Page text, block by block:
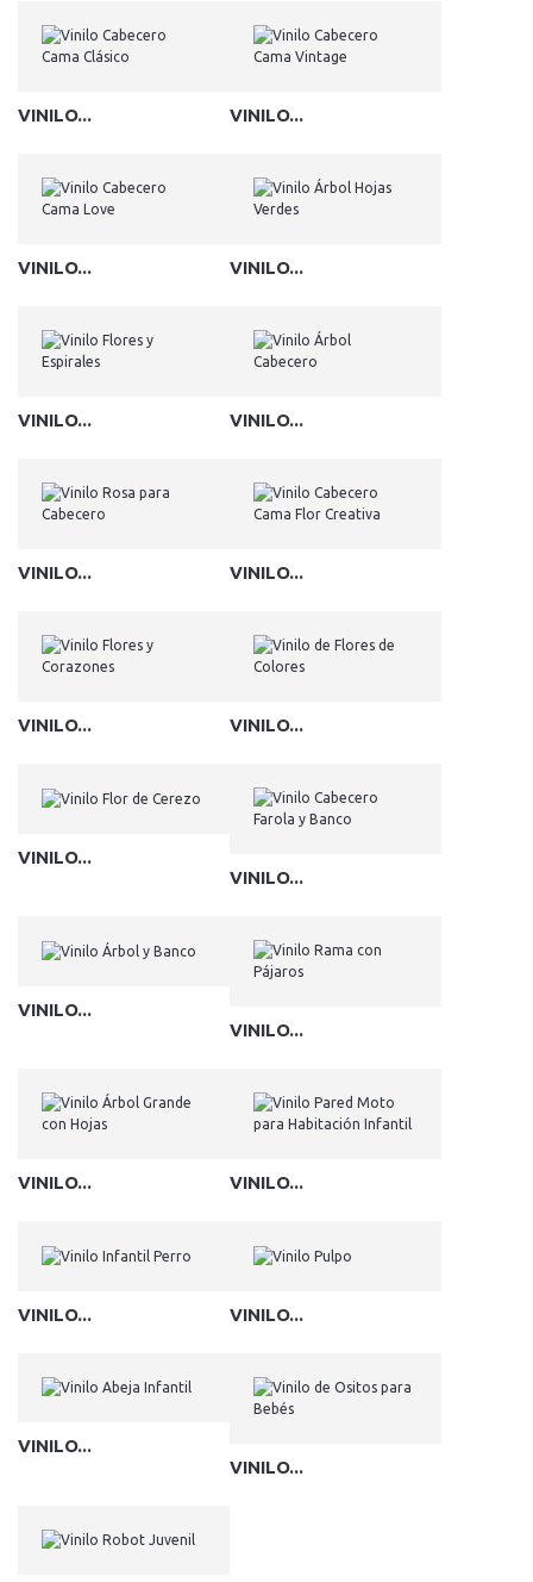
VINILO... VINILO...
VINILO... VINILO...
VINILO... VINILO...
VINILO... VINILO...
VINILO... VINILO...
VINILO...
VINILO...
VINILO...
VINILO...
VINILO... VINILO...
VINILO... VINILO...
VINILO...
VINILO...